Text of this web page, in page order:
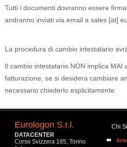
Tutti i documenti dovranno essere
andranno inviati via email a sales [at]
La procedura di cambio intestatario
Il cambio intestatario NON implica MAI
fatturazione, se si desidera cambiare
necessario chiederlo esplicitamente
Eurologon S.r.l.
DATACENTER
Corso Svizzera 185, Torino
Chi